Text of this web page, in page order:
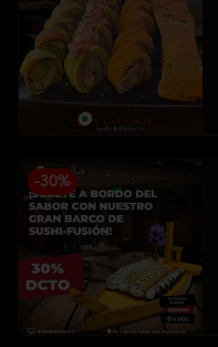
-30%